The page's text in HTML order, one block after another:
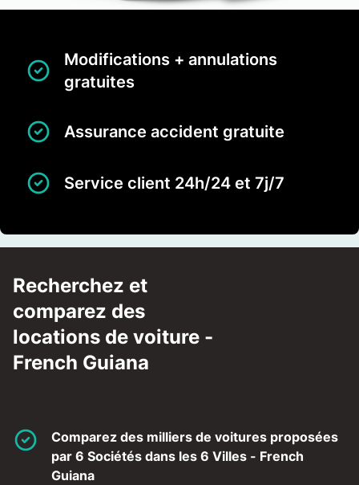
Modifications + annulations
gratuites
Assurance accident gratuite
Service client 24h/24 et 7j/7
Recherchez et
comparez des
locations de voiture -
French Guiana
Comparez des milliers de voitures proposées
par 6 Sociétés dans les 6 Villes - French
Guiana